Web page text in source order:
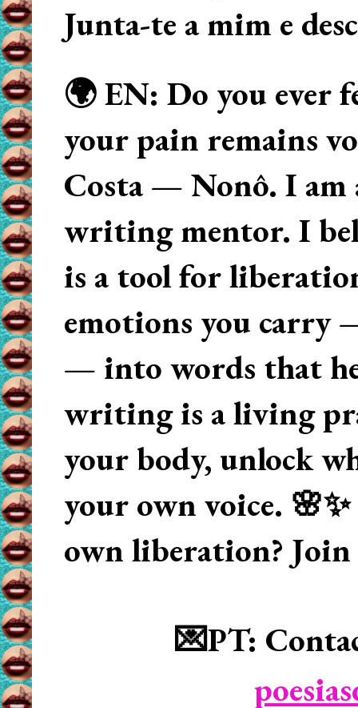
Junta-te a mim e
🌍 EN: Do you ever
your pain remains
Costa — Nonô. I am
writing mentor. I
is a tool for
emotions you carry
— into words that
writing is a living
your body, unlock
your own voice.
own liberation? Join
💌PT: